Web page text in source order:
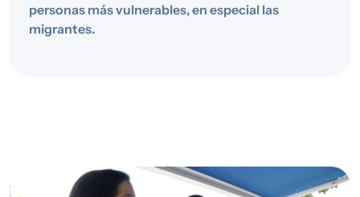
personas más vulnerables, en especial las
migrantes.